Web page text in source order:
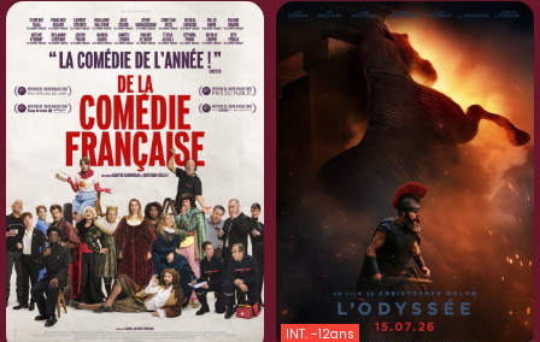
INT. -12ans